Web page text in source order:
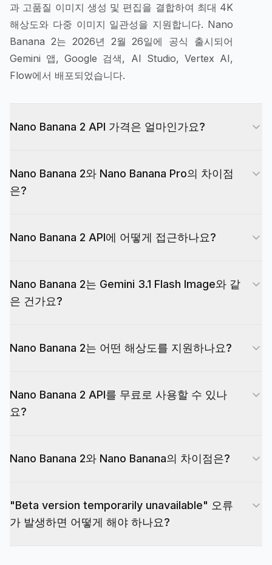
과 고품질 이미지 생성 및 편집을 결합하여 최대 4K
해상도와 다중 이미지 일관성을 지원합니다. Nano
Banana 2는 2026년 2월 26일에 공식 출시되어
Gemini 앱, Google 검색, AI Studio, Vertex AI,
Flow에서 배포되었습니다.
Nano Banana 2 API 가격은 얼마인가요?
지당 $0.15입니다. EvoLink를 통하면 Nano
Banana 2는 2K 이미지당 $0.0806, 4K 이미지당
Nano Banana 2와 Nano Banana Pro의 차이점
은?
— 최고 품질에 최적화. Nano Banana 2는 Gemini
로덕션 사용 사례에서 더 낮은 지연 시간과 비용을
제공합니다. Nano Banana 2는 현재 Gemini 앱의
니다. Pro는 재생성 메뉴를 통해 전문적인 고충실도
Nano Banana 2 API에 어떻게 접근하나요?
2 엔드포인트를 호출하세요. Google Cloud 계정 불
필요. EvoLink는 OpenAI 호환 엔드포인트를 제공
Nano Banana 2는 Gemini 3.1 Flash Image와 같
은 건가요?
Image 모델의 커뮤니티 이름입니다. 모델 ID는
Nano Banana 2는 어떤 해상도를 지원하나요?
성을 지원합니다. 높은 해상도는 이미지당 비용이
더 높습니다. 4K 출력은 텍스트가 선명한 인쇄 품질
Nano Banana 2 API를 무료로 사용할 수 있나
요?
므로 비용 없이 Nano Banana 2를 테스트할 수 있
Nano Banana 2와 Nano Banana의 차이점은?
Image에서 실행 — 빠르지만 낮은 해상도와 불안정
한 텍스트로 제한적. Nano Banana 2는 Gemini 3.1
"Beta version temporarily unavailable" 오류
가 발생하면 어떻게 해야 하나요?